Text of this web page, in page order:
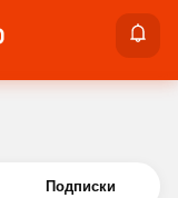
Войти
Подписки